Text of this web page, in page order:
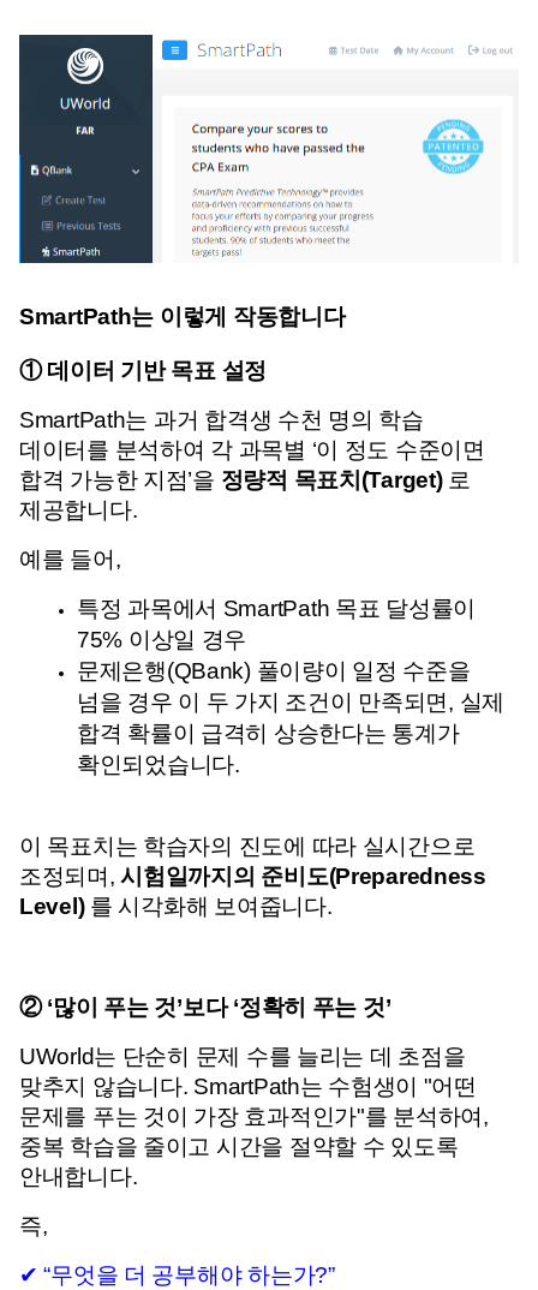
SmartPath는 이렇게 작동합니다
① 데이터 기반 목표 설정
SmartPath는 과거 합격생 수천 명의 학습
데이터를 분석하여 각 과목별 ‘이 정도 수준이면
합격 가능한 지점’을 정량적 목표치(Target) 로
제공합니다.
예를 들어,
특정 과목에서 SmartPath 목표 달성률이
75% 이상일 경우
문제은행(QBank) 풀이량이 일정 수준을
넘을 경우 이 두 가지 조건이 만족되면, 실제
합격 확률이 급격히 상승한다는 통계가
확인되었습니다.
이 목표치는 학습자의 진도에 따라 실시간으로
조정되며, 시험일까지의 준비도(Preparedness
Level) 를 시각화해 보여줍니다.
② ‘많이 푸는 것’보다 ‘정확히 푸는 것’
UWorld는 단순히 문제 수를 늘리는 데 초점을
맞추지 않습니다. SmartPath는 수험생이 "어떤
중복 학습을 줄이고 시간을 절약할 수 있도록
안내합니다.
즉,
✔ “무엇을 더 공부해야 하는가?”